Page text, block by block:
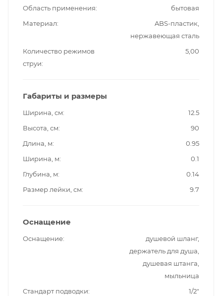
Область применения
бытовая
Материал
ABS-пластик,
нержавеющая сталь
Количество режимов
струи
5,00
Габариты и размеры
Ширина, см
12.5
Высота, см
90
Длина, м
0.95
Ширина, м
0.1
Глубина, м
0.14
Размер лейки, см
9.7
Оснащение
Оснащение
душевой шланг,
держатель для душа,
душевая штанга,
мыльница
Стандарт подводки
1/2"